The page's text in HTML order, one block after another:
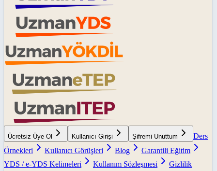
Ücretsiz Üye Ol Kullanıcı Girişi Şifremi Unuttum
Ders
Örnekleri
Kullanıcı Görüşleri Blog
Garantili Eğitim
YDS / e-YDS Kelimeleri
Kullanım Sözleşmesi
Gizlilik